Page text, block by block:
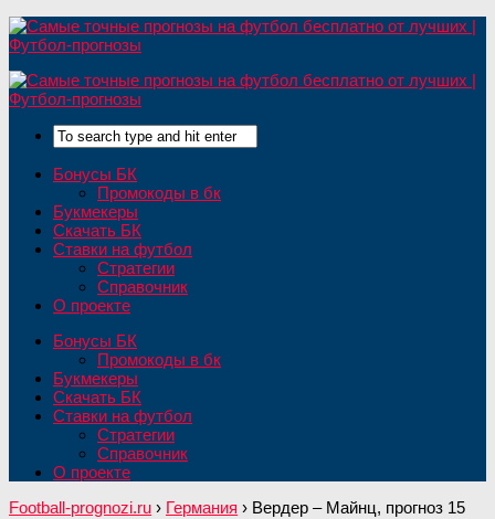
Бонусы БК
Промокоды в бк
Букмекеры
Скачать БК
Ставки на футбол
Стратегии
Справочник
О проекте
Бонусы БК
Промокоды в бк
Букмекеры
Скачать БК
Ставки на футбол
Стратегии
Справочник
О проекте
Football-prognozi.ru › Германия › Вердер – Майнц, прогноз 15